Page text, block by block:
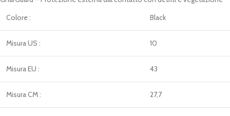
Colore :
Black
Misura US : 10
Misura EU : 43
Misura CM : 27,7